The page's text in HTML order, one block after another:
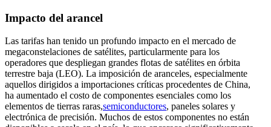
Impacto del arancel
Las tarifas han tenido un profundo impacto en el mercado de
megaconstelaciones de satélites, particularmente para los
operadores que despliegan grandes flotas de satélites en órbita
terrestre baja (LEO). La imposición de aranceles, especialmente
aquellos dirigidos a importaciones críticas procedentes de China,
ha aumentado el costo de componentes esenciales como los
elementos de tierras raras,semiconductores, paneles solares y
electrónica de precisión. Muchos de estos componentes no están